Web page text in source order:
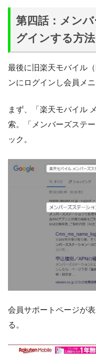
第四話：メン
グインする方法
最後に旧楽天モバイル
ンにログインし会員メ
まず、「楽天モバイル
索。「メンバーズステ
ック。
会員サポートページが
る。